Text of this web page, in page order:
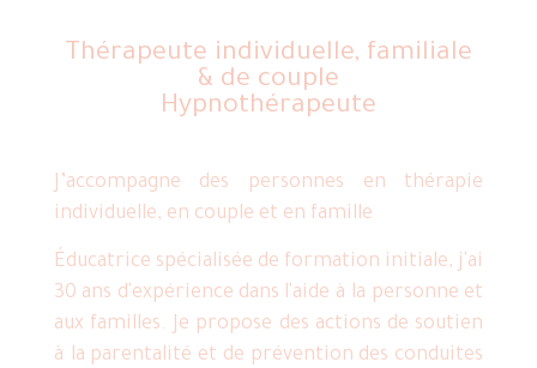
Thérapeute individuelle, familiale
& de couple
Hypnothérapeute
J’accompagne des personnes en thérapie
individuelle, en couple et en famille
Éducatrice spécialisée de formation initiale, j'ai
30 ans d'expérience dans l'aide à la personne et
aux familles. Je propose des actions de soutien
à la parentalité et de prévention des conduites